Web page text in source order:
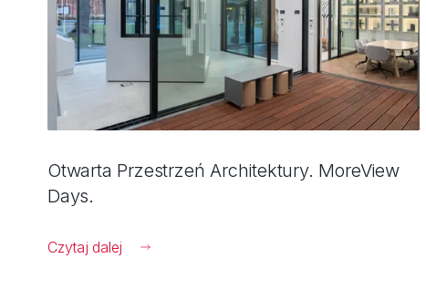
Otwarta Przestrzeń Architektury. MoreView
Days.
Czytaj dalej